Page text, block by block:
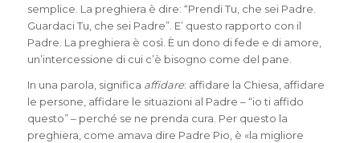
semplice. La preghiera è dire: “Prendi Tu, che sei Padre.
Guardaci Tu, che sei Padre”. E’ questo rapporto con il
Padre. La preghiera è così. È un dono di fede e di amore,
un’intercessione di cui c’è bisogno come del pane.
In una parola, significa affidare: affidare la Chiesa, affidare
le persone, affidare le situazioni al Padre – “io ti affido
questo” – perché se ne prenda cura. Per questo la
preghiera, come amava dire Padre Pio, è «la migliore